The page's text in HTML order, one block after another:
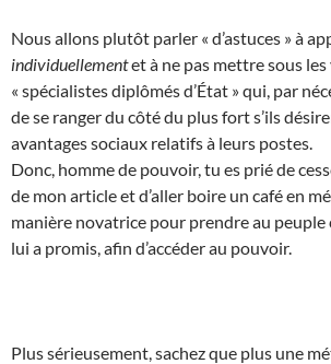
Nous allons plutôt parler « d’astuces » à
individuellementet à ne pas mettre sous les
« spécialistes diplômés d’État » qui, par
de se ranger du côté du plus fort s’ils
avantages sociaux relatifs à leurs postes.
Donc, homme de pouvoir, tu es prié de
de mon article et d’aller boire un café en
manière novatrice pour prendre au peuple
lui a promis, afin d’accéder au pouvoir.
Plus sérieusement, sachez que plus une